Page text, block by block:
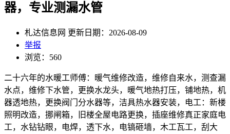
器，专业测漏水管
札达信息网 更新日期：2026-08-09
举报
浏览：560
二十六年的水暖工师傅：暖气维修改造，维修自来水，测查漏
水点，维修下水管，更换水龙头，暖气地热打压，铺地热，机
器透地热，更换阀门分水器等，洁具热水器安装，电工：新楼
照明改造，挪闸箱，旧楼全屋电路更换，插座维修真正家庭电
工，水钻钻眼，电焊，透下水，电镐砸墙，木工瓦工，刮大